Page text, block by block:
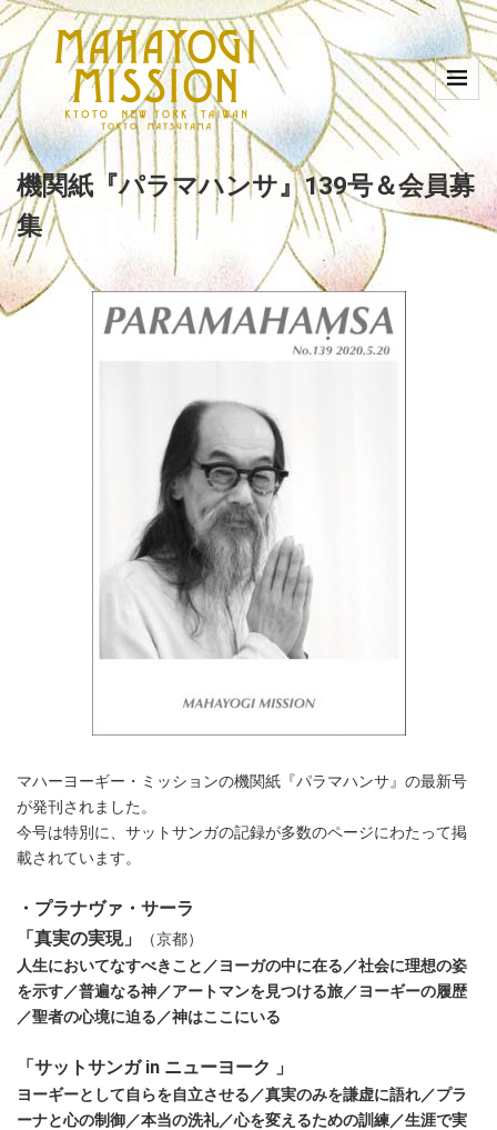
機関紙『パラマハンサ』139号＆会員募
集
マハーヨーギー・ミッションの機関紙『パラマハンサ』の最新号
が発刊されました。
今号は特別に、サットサンガの記録が多数のページにわたって掲
載されています。
・プラナヴァ・サーラ
「真実の実現」
（京都）
人生においてなすべきこと／ヨーガの中に在る／社会に理想の姿
を示す／普遍なる神／アートマンを見つける旅／ヨーギーの履歴
／聖者の心境に迫る／神はここにいる
「サットサンガ in ニューヨーク 」
ヨーギーとして自らを自立させる／真実のみを謙虚に語れ／プラ
ーナと心の制御／本当の洗礼／心を変えるための訓練／生涯で実